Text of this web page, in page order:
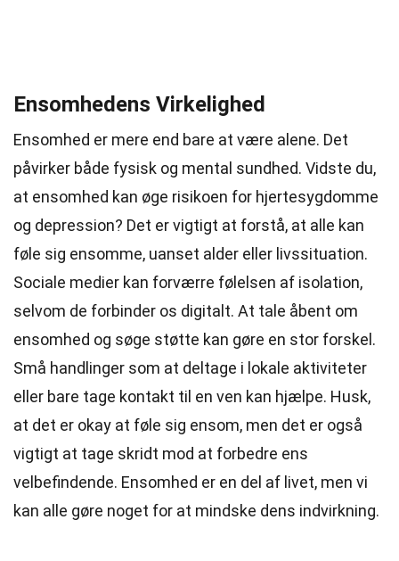
Ensomhedens Virkelighed
Ensomhed er mere end bare at være alene. Det
påvirker både fysisk og mental sundhed. Vidste du,
at ensomhed kan øge risikoen for hjertesygdomme
og depression? Det er vigtigt at forstå, at alle kan
føle sig ensomme, uanset alder eller livssituation.
Sociale medier kan forværre følelsen af isolation,
selvom de forbinder os digitalt. At tale åbent om
ensomhed og søge støtte kan gøre en stor forskel.
Små handlinger som at deltage i lokale aktiviteter
eller bare tage kontakt til en ven kan hjælpe. Husk,
at det er okay at føle sig ensom, men det er også
vigtigt at tage skridt mod at forbedre ens
velbefindende. Ensomhed er en del af livet, men vi
kan alle gøre noget for at mindske dens indvirkning.